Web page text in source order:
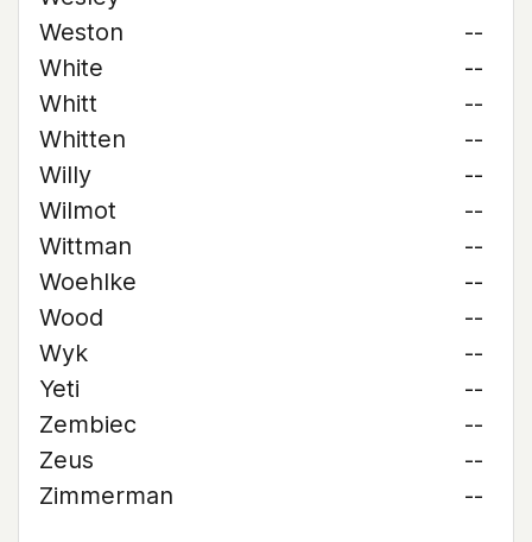
Weston
--
White
--
Whitt
--
Whitten
--
Willy
--
Wilmot
--
Wittman
--
Woehlke
--
Wood
--
Wyk
--
Yeti
--
Zembiec
--
Zeus
--
Zimmerman
--